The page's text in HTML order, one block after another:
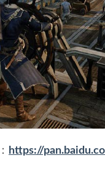
https://